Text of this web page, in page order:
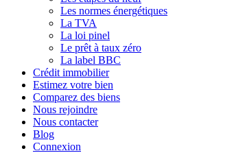
Les normes énergétiques
La TVA
La loi pinel
Le prêt à taux zéro
La label BBC
Crédit immobilier
Estimez votre bien
Comparez des biens
Nous rejoindre
Nous contacter
Blog
Connexion